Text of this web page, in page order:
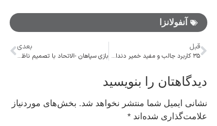
آنفولانزا
قبل
۳۵ کاربرد جالب و مفید خمیر دندان در خانه داری
بعدی
بازی سپاهان -الاتحاد با تصمیم ناظر بازی لغو شد
دیدگاهتان را بنویسید
نشانی ایمیل شما منتشر نخواهد شد. بخش‌های موردنیاز
علامت‌گذاری شده‌اند *